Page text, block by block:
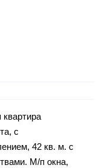
квартира
с
42 кв. м. с
М/п окна,